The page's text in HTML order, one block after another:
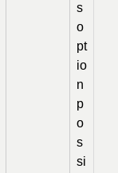
s
o
pt
io
n
p
o
s
si